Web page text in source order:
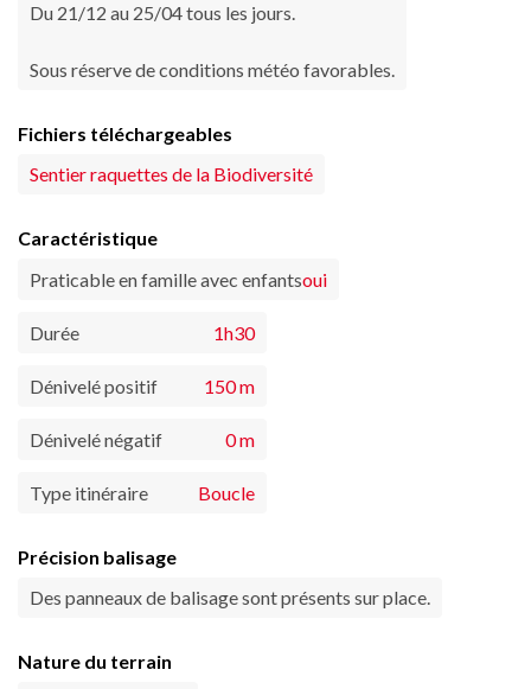
Du 21/12 au 25/04 tous les jours.
Sous réserve de conditions météo favorables.
Fichiers téléchargeables
Sentier raquettes de la Biodiversité
Caractéristique
Praticable en famille avec enfantsoui
Durée 1h30
Dénivelé positif 150 m
Dénivelé négatif 0 m
Type itinéraire Boucle
Précision balisage
Des panneaux de balisage sont présents sur place.
Nature du terrain